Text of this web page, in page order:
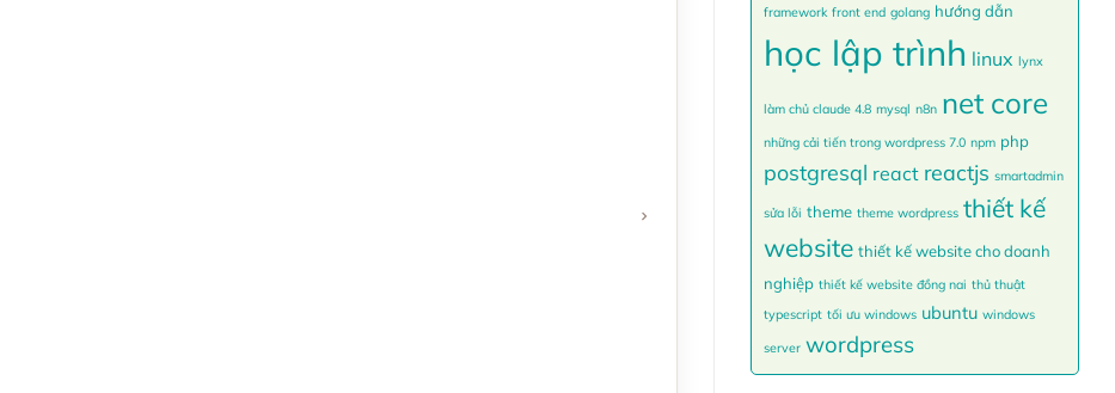
framework front end golang hướng dẫn
học lập trình linux lynx
làm chủ claude 4.8 mysql n8n net core
những cải tiến trong wordpress 7.0 npm php
postgresql react reactjs smartadmin
sửa lỗi theme theme wordpress thiết kế
website thiết kế website cho doanh
nghiệp thiết kế website đồng nai thủ thuật
typescript tối ưu windows ubuntu windows
server wordpress